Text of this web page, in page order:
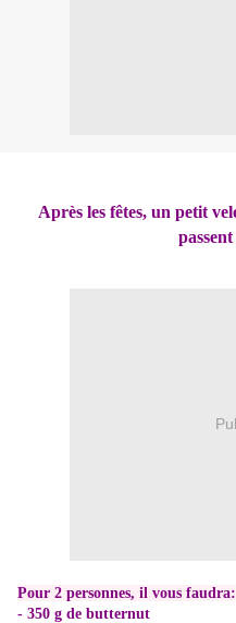
Après les fêtes, un petit
Pour 2 personnes, il vous faudra:
- 350 g de butternut